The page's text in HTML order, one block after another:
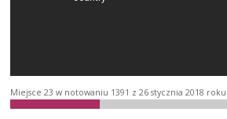
Miejsce 23 w notowaniu 1391 z 26 stycznia 2018